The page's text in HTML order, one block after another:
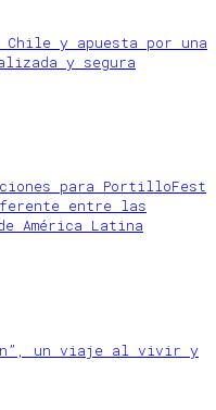
y apuesta por una
y segura
para PortilloFest
entre las
América Latina
un viaje al vivir y